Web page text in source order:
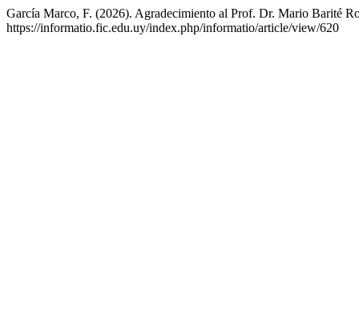
García Marco, F. (2026). Agradecimiento al Prof. Dr. Mario Barité
https://informatio.fic.edu.uy/index.php/informatio/article/view/620